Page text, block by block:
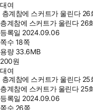
대여
층계참에 스커트가 울린다 26
층계참에 스커트가 울린다 26
등록일 2024.09.06
쪽수 18쪽
용량 33.6MB
200원
대여
층계참에 스커트가 울린다 25
층계참에 스커트가 울린다 25
등록일 2024.09.06
쪽수 26쪽